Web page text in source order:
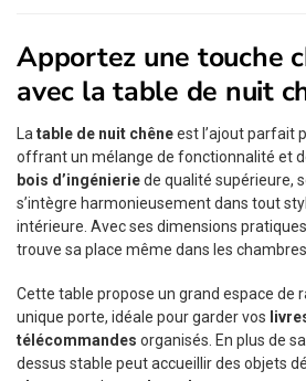
Apportez une touche
avec la table de nuit
La table de nuit chêneest l’ajout parfait
offrant un mélange de fonctionnalité et
bois d’ingénieriede qualité supérieure,
s’intègre harmonieusement dans tout
intérieure. Avec ses dimensions
trouve sa place même dans les
Cette table propose un grand espace de
unique porte, idéale pour garder vos
télécommandes organisés. En plus de
dessus stable peut accueillir des objets